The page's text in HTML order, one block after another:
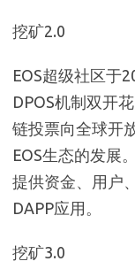
挖矿2.0
EOS超级社区于
DPOS机制双开
链投票向全球开
EOS生态的发展
提供资金、用户
DAPP应用。
挖矿3.0